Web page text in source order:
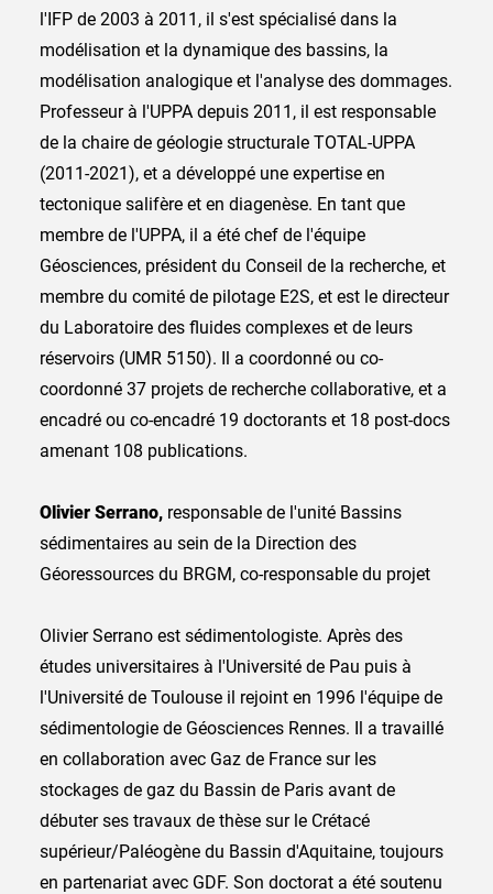
l'IFP de 2003 à 2011, il s'est spécialisé dans la
modélisation et la dynamique des bassins, la
modélisation analogique et l'analyse des dommages.
Professeur à l'UPPA depuis 2011, il est responsable
de la chaire de géologie structurale TOTAL-UPPA
(2011-2021), et a développé une expertise en
tectonique salifère et en diagenèse. En tant que
membre de l'UPPA, il a été chef de l'équipe
Géosciences, président du Conseil de la recherche, et
membre du comité de pilotage E2S, et est le directeur
du Laboratoire des fluides complexes et de leurs
réservoirs (UMR 5150). Il a coordonné ou co-
coordonné 37 projets de recherche collaborative, et a
encadré ou co-encadré 19 doctorants et 18 post-docs
amenant 108 publications.
Olivier Serrano, responsable de l'unité Bassins
sédimentaires au sein de la Direction des
Géoressources du BRGM, co-responsable du projet
Olivier Serrano est sédimentologiste. Après des
études universitaires à l'Université de Pau puis à
l'Université de Toulouse il rejoint en 1996 l'équipe de
sédimentologie de Géosciences Rennes. Il a travaillé
en collaboration avec Gaz de France sur les
stockages de gaz du Bassin de Paris avant de
débuter ses travaux de thèse sur le Crétacé
supérieur/Paléogène du Bassin d'Aquitaine, toujours
en partenariat avec GDF. Son doctorat a été soutenu